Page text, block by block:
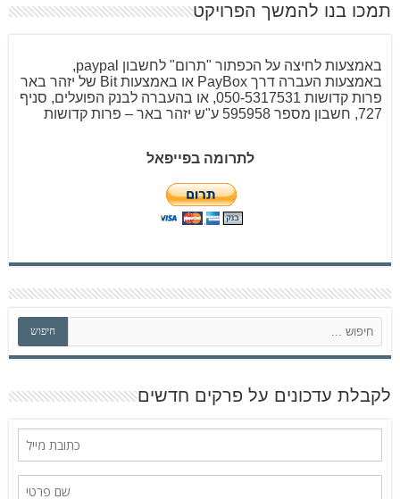
תמכו בנו להמשך הפרויקט
באמצעות לחיצה על הכפתור "תרום" לחשבון paypal,
באמצעות העברה דרך PayBox או באמצעות Bit של יזהר באר
פרות קדושות 050-5317531, או בהעברה לבנק הפועלים, סניף
727, חשבון מספר 595958 ע"ש יזהר באר – פרות קדושות
לתרומה בפייפאל
פ
ש
חיפוש
לקבלת עדכונים על פרקים חדשים